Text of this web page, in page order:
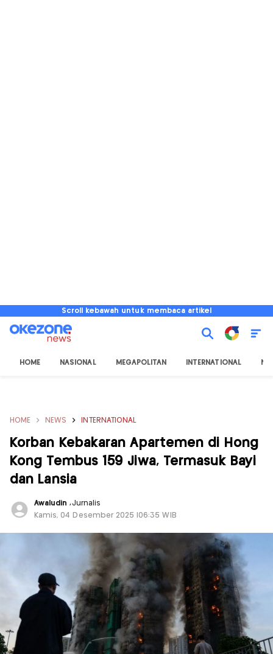
Scroll kebawah untuk membaca artikel
HOME NASIONAL MEGAPOLITAN INTERNATIONAL
HOME NEWS INTERNATIONAL
Korban Kebakaran Apartemen di Hong
Kong Tembus 159 Jiwa, Termasuk Bayi
dan Lansia
Awaludin,Jurnalis
Kamis, 04 Desember 2025 |06:35 WIB